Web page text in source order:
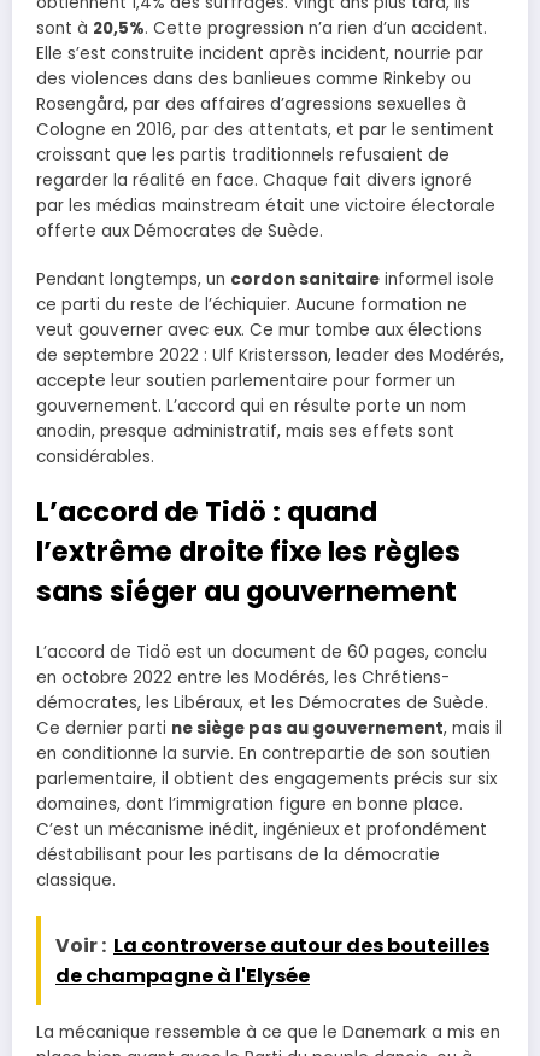
sont à 20,5%. Cette progression n’a rien d’un accident.
Elle s’est construite incident après incident, nourrie par
des violences dans des banlieues comme Rinkeby ou
Rosengård, par des affaires d’agressions sexuelles à
Cologne en 2016, par des attentats, et par le sentiment
croissant que les partis traditionnels refusaient de
regarder la réalité en face. Chaque fait divers ignoré
par les médias mainstream était une victoire électorale
offerte aux Démocrates de Suède.
Pendant longtemps, un cordon sanitaire informel isole
ce parti du reste de l’échiquier. Aucune formation ne
veut gouverner avec eux. Ce mur tombe aux élections
de septembre 2022 : Ulf Kristersson, leader des Modérés,
accepte leur soutien parlementaire pour former un
gouvernement. L’accord qui en résulte porte un nom
anodin, presque administratif, mais ses effets sont
considérables.
L’accord de Tidö : quand
l’extrême droite fixe les règles
sans siéger au gouvernement
L’accord de Tidö est un document de 60 pages, conclu
en octobre 2022 entre les Modérés, les Chrétiens-
démocrates, les Libéraux, et les Démocrates de Suède.
Ce dernier parti ne siège pas au gouvernement, mais il
en conditionne la survie. En contrepartie de son soutien
parlementaire, il obtient des engagements précis sur six
domaines, dont l’immigration figure en bonne place.
C’est un mécanisme inédit, ingénieux et profondément
déstabilisant pour les partisans de la démocratie
classique.
Voir : La controverse autour des bouteilles
de champagne à l'Elysée
La mécanique ressemble à ce que le Danemark a mis en